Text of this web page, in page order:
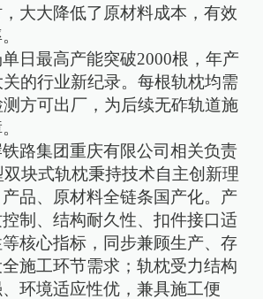
大大降低了原材料成本，有效
日最高产能突破2000根，年产
的行业新纪录。每根轨枕均需
方可出厂，为后续无砟轨道施
路集团重庆有限公司相关负责
双块式轨枕秉持技术自主创新理
品、原材料全链条国产化。产
制、结构耐久性、扣件接口适
核心指标，同步兼顾生产、存
施工环节需求；轨枕受力结构
环境适应性优，兼具施工便